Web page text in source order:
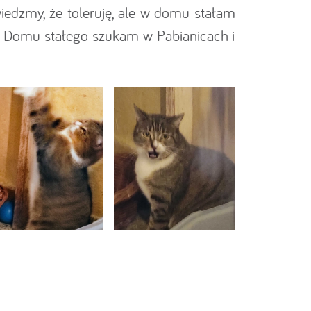
że toleruję, ale w domu stałam
stałego szukam w Pabianicach i